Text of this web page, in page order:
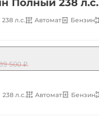
Полный 238 л.с.
238 л.с. Автомат Бензин
500 ₽
238 л.с. Автомат Бензин